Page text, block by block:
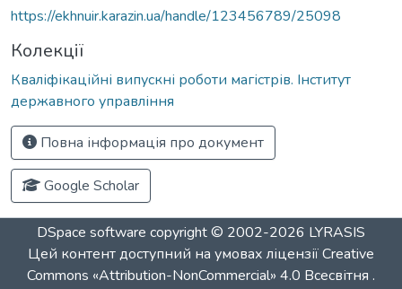
https://ekhnuir.karazin.ua/handle/123456789/25098
Колекції
Кваліфікаційні випускні роботи магістрів. Інститут
державного управління
Повна інформація про документ
Google Scholar
DSpace software copyright © 2002-2026 LYRASIS
Цей контент доступний на умовах ліцензіїCreative
Commons «Attribution-NonCommercial» 4.0 Всесвітня .